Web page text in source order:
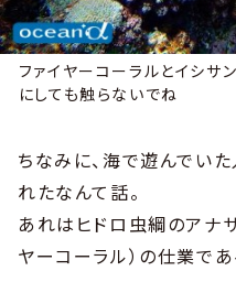
ファイヤーコーラルとイシサ
にしても触らないでね
ちなみに、海で遊んでい
れたなんて話。
あれはヒドロ虫綱のアナ
ヤーコーラル）の仕業で